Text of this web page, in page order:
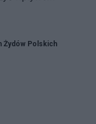
Żydów Polskich